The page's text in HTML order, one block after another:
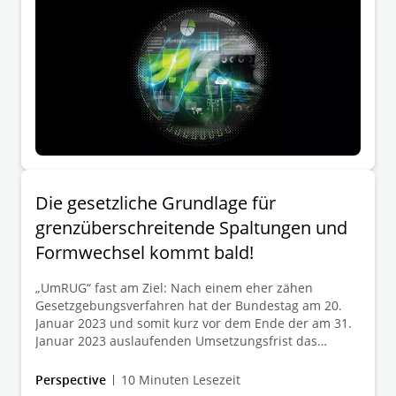
Die gesetzliche Grundlage für
grenzüberschreitende Spaltungen und
Formwechsel kommt bald!
„UmRUG“ fast am Ziel: Nach einem eher zähen
Gesetzgebungsverfahren hat der Bundestag am 20.
Januar 2023 und somit kurz vor dem Ende der am 31.
Januar 2023 auslaufenden Umsetzungsfrist das
Gesetzes werden (endlich) die gesetzlichen
Perspective 10 Minuten Lesezeit